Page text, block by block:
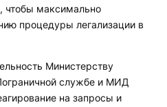
чтобы максимально
процедуры легализации в
Министерству
службе и МИД
на запросы и